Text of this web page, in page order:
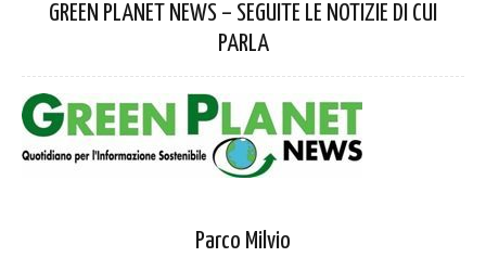
GREEN PLANET NEWS – SEGUITE LE NOTIZIE DI CUI
PARLA
Parco Milvio